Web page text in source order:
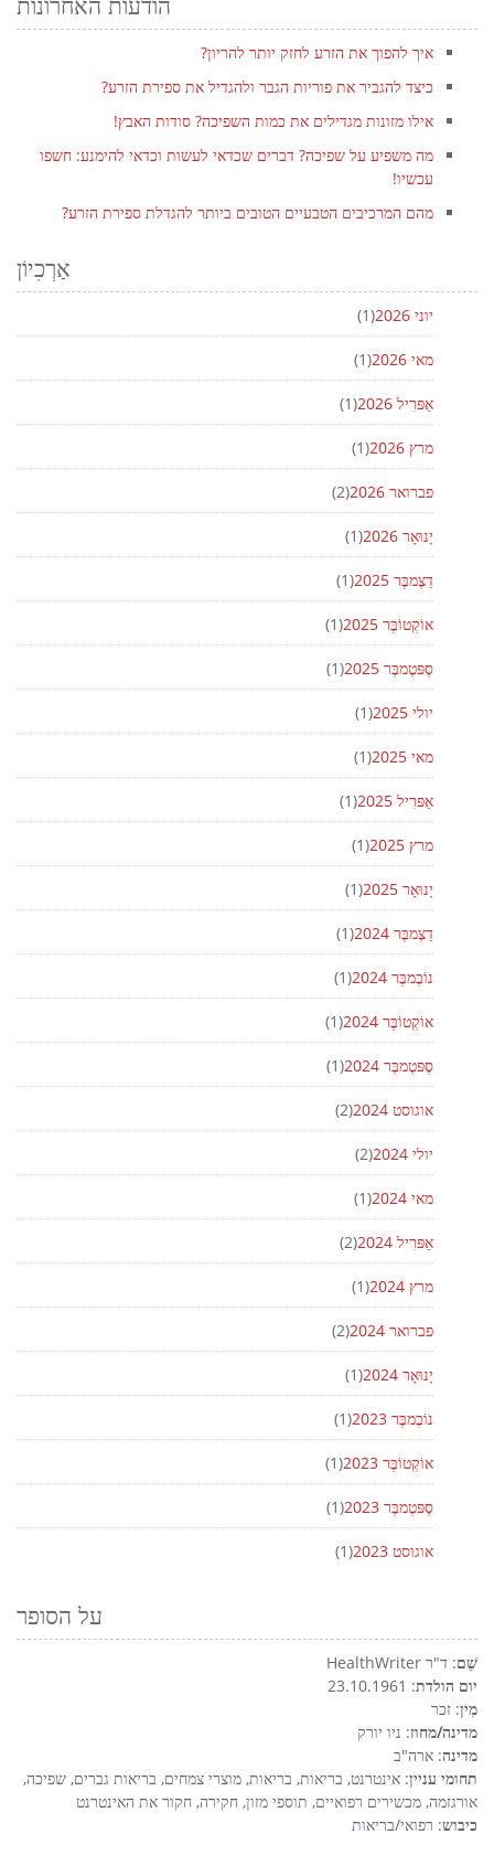
הודעות האחרונות
איך להפוך את הזרע לחזק יותר להריון?
כיצד להגביר את פוריות הגבר ולהגדיל את ספירת הזרע?
אילו מזונות מגדילים את כמות השפיכה? סודות האבץ!
מה משפיע על שפיכה? דברים שכדאי לעשות וכדאי להימנע: חשפו
עכשיו!
מהם המרכיבים הטבעיים הטובים ביותר להגדלת ספירת הזרע?
אַרְכִיוֹן
יוני 2026 (1)
מאי 2026 (1)
אַפּרִיל 2026 (1)
מרץ 2026 (1)
פברואר 2026 (2)
יָנוּאָר 2026 (1)
דֵצֶמבֶּר 2025 (1)
אוֹקְטוֹבֶּר 2025 (1)
סֶפּטֶמבֶּר 2025 (1)
יולי 2025 (1)
מאי 2025 (1)
אַפּרִיל 2025 (1)
מרץ 2025 (1)
יָנוּאָר 2025 (1)
דֵצֶמבֶּר 2024 (1)
נוֹבֶמבֶּר 2024 (1)
אוֹקְטוֹבֶּר 2024 (1)
סֶפּטֶמבֶּר 2024 (1)
אוגוסט 2024 (2)
יולי 2024 (2)
מאי 2024 (1)
אַפּרִיל 2024 (2)
מרץ 2024 (1)
פברואר 2024 (2)
יָנוּאָר 2024 (1)
נוֹבֶמבֶּר 2023 (1)
אוֹקְטוֹבֶּר 2023 (1)
סֶפּטֶמבֶּר 2023 (1)
אוגוסט 2023 (1)
על הסופר
שֵׁם: ד"ר HealthWriter
יום הולדת: 23.10.1961
מִין: זכר
מדינה/מחוז: ניו יורק
מדינה: ארה"ב
תחומי עניין: אינטרנט, בריאות, בריאות, מוצרי צמחים, בריאות גברים, שפיכה,
אורגזמה, מכשירים רפואיים, תוספי מזון, חקירה, חקור את האינטרנט
כיבוש: רפואי/בריאות